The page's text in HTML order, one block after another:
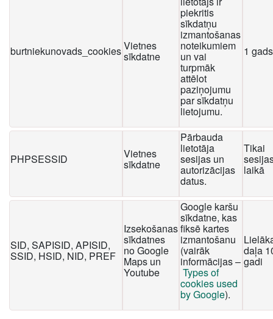
burtniekunovads_cookiesVietnes
sīkdatne
piekritis
sīkdatņu
izmantošanas
noteikumiem
un vai
turpmāk
attēlot
paziņojumu
par sīkdatņu
lietojumu.
1 gads
PHPSESSID Vietnes
sīkdatne
Pārbauda
lietotāja
sesijas un
autorizācijas
datus.
Tikai
laikā
SID, SAPISID, APISID,
SSID, HSID, NID, PREF
Izsekošanas
sīkdatnes
no Google
Maps un
Youtube
Google karšu
sīkdatne, kas
fiksē kartes
izmantošanu
(vairāk
informācijas –
Types of
cookies used
by Google).
daļa
gadi